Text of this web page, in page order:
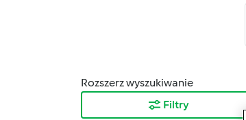
Rozszerz wyszukiwanie
Filtry